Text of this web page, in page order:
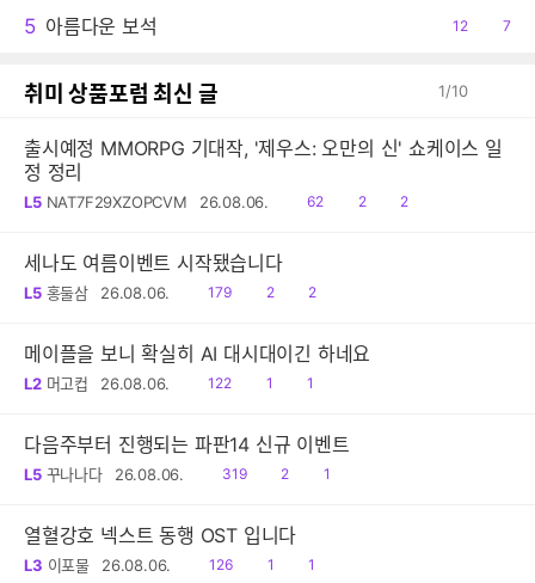
5 아름다운 보석
공
12
댓
7
취미 상품포럼 최신 글 1/10
출시예정 MMORPG 기대작, '제우스: 오만의 신' 쇼케이스 일
정 정리
L5 NAT7F29XZOPCVM 26.08.06.
읽
62
공
2
댓
2
세나도 여름이벤트 시작됐습니다
L5 홍둘삼 26.08.06.
읽
179
공
2
댓
2
메이플을 보니 확실히 AI 대시대이긴 하네요
L2 머고컵 26.08.06.
읽
122
공1
댓1
다음주부터 진행되는 파판14 신규 이벤트
L5 꾸나나다 26.08.06.
읽
319
공
2
댓1
열혈강호 넥스트 동행 OST 입니다
L3 이포물 26.08.06.
읽
126
공1
댓1